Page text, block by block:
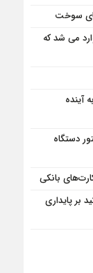
سوخت
می شد که
آینده
دستگاه
بانکی
بر پایداری